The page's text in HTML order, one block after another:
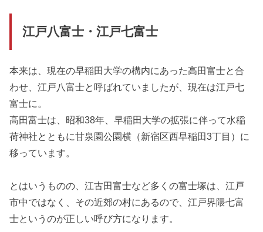
江戸八富士・江戸七富士
本来は、現在の早稲田大学の構内にあった高田富士と合
わせ、江戸八富士と呼ばれていましたが、現在は江戸七
富士に。
高田富士は、昭和38年、早稲田大学の拡張に伴って水稲
荷神社とともに甘泉園公園横（新宿区西早稲田3丁目）に
移っています。
とはいうものの、江古田富士など多くの富士塚は、江戸
市中ではなく、その近郊の村にあるので、江戸界隈七富
士というのが正しい呼び方になります。